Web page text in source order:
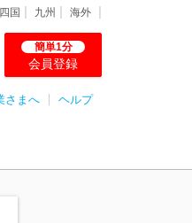
四国 九州 海外
簡単1分
会員登録
さまへ ヘルプ